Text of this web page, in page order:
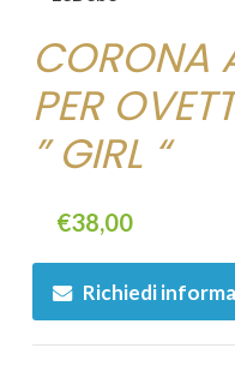
CORONA
PER
” GIRL “
€38,00
Richiedi